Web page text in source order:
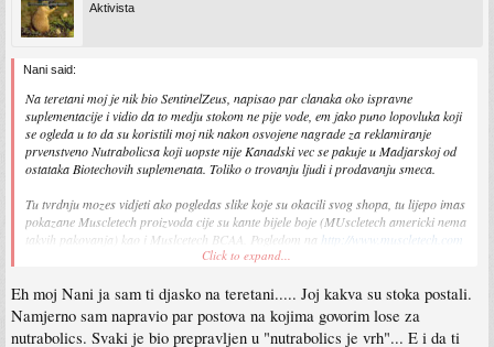
Aktivista
Nani said:
Na teretani moj je nik bio SentinelZeus, napisao par clanaka oko ispravne
suplementacije i vidio da to medju stokom ne pije vode, em jako puno lopovluka koji
se ogleda u to da su koristili moj nik nakon osvojene nagrade za reklamiranje
prvenstveno Nutrabolicsa koji uopste nije Kanadski vec se pakuje u Madjarskoj od
ostataka Biotechovih suplemenata. Toliko o trovanju ljudi i prodavanju smeca.
Tu tvrdnju mozes vidjeti ako pogledas slike koje su okacili svog shopa, tu lijepo imas
pokazane Muscletech proizvoda cije su kante bijele boje (MUscletech americki nema
takvih pakovanja) kao i Muslcetech BCAA. Pogledom na http://www.muscletech.com
se vidi da MT u svojoj ponudi uopste nema aminokiseline u tabletama, a ne
Nadalje pola nikova na teretani admini koriste u svoje svrhe, neki dan me jaran
zove i pita zasto sam ponovo aktivan na teretana.ba, reko de se serendaj nema me
pola godine. Opali mi covjek link kad tamo koriste moj nik da bi kako si i sam
Click to expand...
Eh moj Nani ja sam ti djasko na teretani..... Joj kakva su stoka postali.
Namjerno sam napravio par postova na kojima govorim lose za
nutrabolics. Svaki je bio prepravljen u "nutrabolics je vrh"... E i da ti